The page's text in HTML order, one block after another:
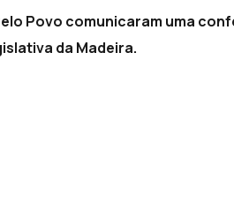
Povo comunicaram uma
da Madeira.